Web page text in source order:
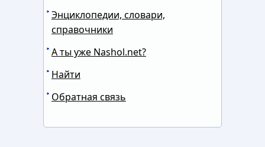
Энциклопедии, словари,
справочники
А ты уже Nashol.net?
Найти
Обратная связь